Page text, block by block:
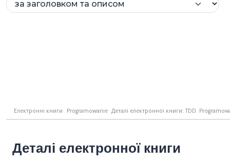
Електронні книги Programowanie Деталі електронної книги: TDD.
Деталі електронної книги